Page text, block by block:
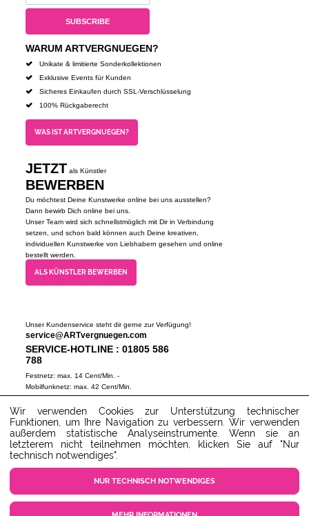
WARUM ARTVERGNUEGEN?
Unikate & limitierte Sonderkollektionen
Exklusive Events für Kunden
Sicheres Einkaufen durch SSL-Verschlüsselung
100% Rückgaberecht
WAS IST ARTVERGNUEGEN?
JETZT als Künstler
BEWERBEN
Du möchtest Deine Kunstwerke online bei uns ausstellen?
Dann bewirb Dich online bei uns.
Unser Team wird sich schnellstmöglich mit Dir in Verbindung
setzen, und schon bald können auch Deine kreativen,
individuellen Kunstwerke von Liebhabern gesehen und online
bestellt werden.
ALS KÜNSTLER BEWERBEN
Unser Kundenservice steht dir gerne zur Verfügung!
service@ARTvergnuegen.com
SERVICE-HOTLINE : 01805 586
788
Festnetz: max. 14 Cent/Min. -
Mobilfunknetz: max. 42 Cent/Min.
(Mo-Do 9-18 Uhr, Fr 9-16 Uhr)
ZUM SERVICECENTER
Wir verwenden Cookies zur Unterstützung technischer
Funktionen, um Ihre Navigation zu verbessern. Wir verwenden
außerdem statistische Analyseinstrumente. Wenn sie an
letzterem nicht teilnehmen möchten, klicken Sie auf "Nur
technisch notwendiges".
NUR TECHNISCH NOTWENDIGES